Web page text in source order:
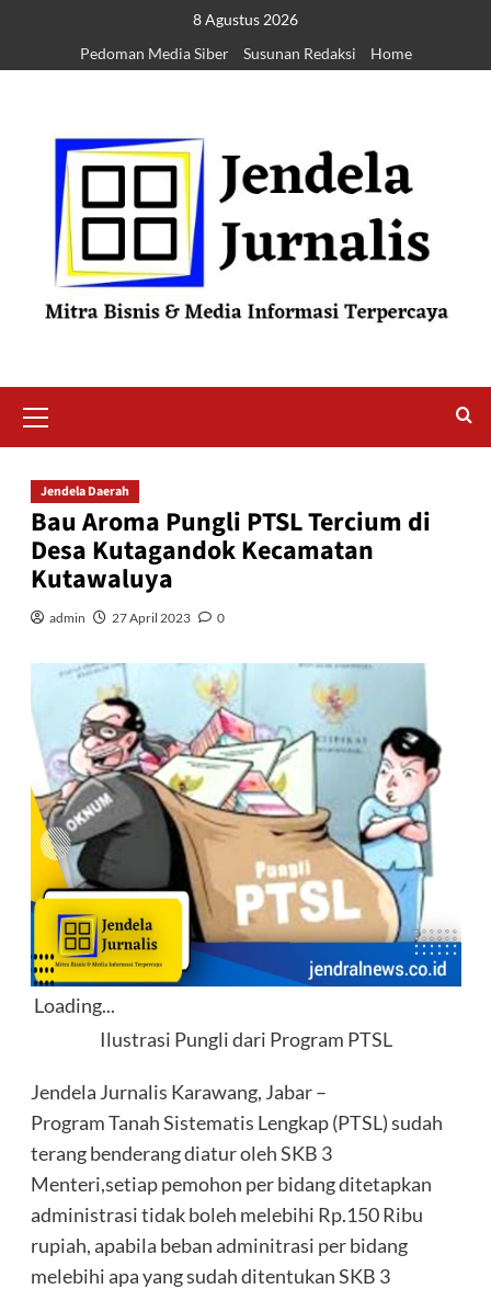
8 Agustus 2026
Pedoman Media Siber
Susunan Redaksi Home
Jendela Daerah
Bau Aroma Pungli PTSL Tercium di
Desa Kutagandok Kecamatan
Kutawaluya
admin 27 April 2023 0
Loading...
Ilustrasi Pungli dari Program PTSL
Jendela Jurnalis Karawang, Jabar –
Program Tanah Sistematis Lengkap (PTSL) sudah
terang benderang diatur oleh SKB 3
Menteri,setiap pemohon per bidang ditetapkan
administrasi tidak boleh melebihi Rp.150 Ribu
rupiah, apabila beban adminitrasi per bidang
melebihi apa yang sudah ditentukan SKB 3